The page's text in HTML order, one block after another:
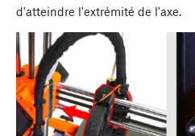
d'atteindre l'extrémité de l'axe.